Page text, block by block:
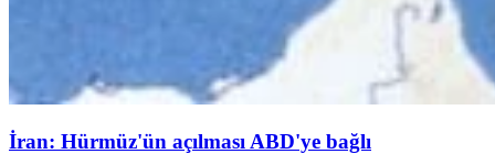
İran: Hürmüz'ün açılması ABD'ye bağlı